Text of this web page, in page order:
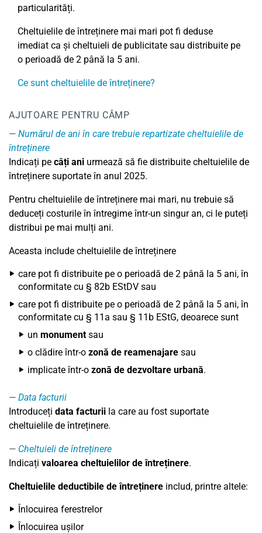
particularități.
Cheltuielile de întreținere mai mari pot fi deduse
imediat ca și cheltuieli de publicitate sau distribuite pe
o perioadă de 2 până la 5 ani.
Ce sunt cheltuielile de întreținere?
AJUTOARE PENTRU CÂMP
Numărul de ani în care trebuie repartizate cheltuielile de
întreținere
Indicați pe câți ani urmează să fie distribuite cheltuielile de
întreținere suportate în anul 2025.
Pentru cheltuielile de întreținere mai mari, nu trebuie să
deduceți costurile în întregime într-un singur an, ci le puteți
distribui pe mai mulți ani.
Aceasta include cheltuielile de întreținere
care pot fi distribuite pe o perioadă de 2 până la 5 ani, în
conformitate cu § 82b EStDV sau
care pot fi distribuite pe o perioadă de 2 până la 5 ani, în
conformitate cu § 11a sau § 11b EStG, deoarece sunt
un monumentsau
o clădire într-o zonă de reamenajare sau
implicate într-o zonă de dezvoltare urbană.
Data facturii
Introduceți data facturii la care au fost suportate
cheltuielile de întreținere.
Cheltuieli de întreținere
Indicați valoarea cheltuielilor de întreținere.
Cheltuielile deductibile de întreținere includ, printre altele:
Înlocuirea ferestrelor
Înlocuirea ușilor